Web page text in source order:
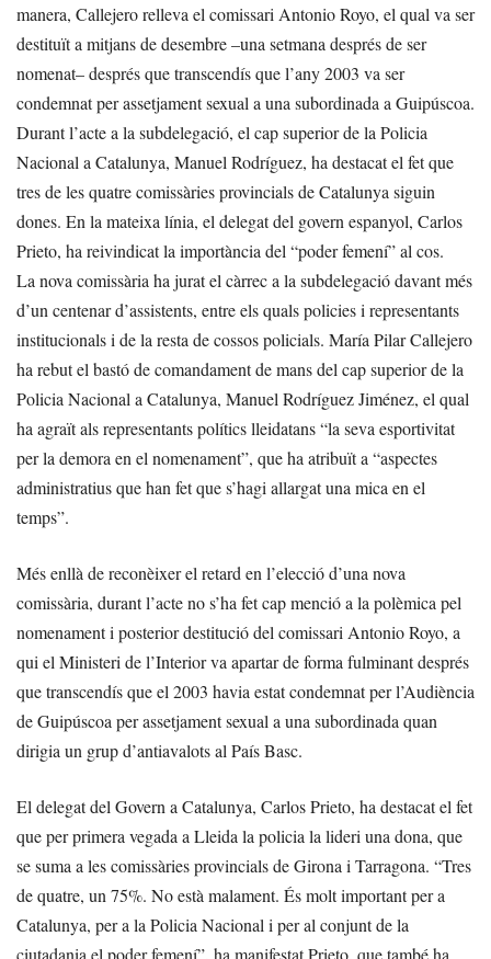
manera, Callejero relleva el comissari Antonio Royo, el qual va ser
destituït a mitjans de desembre –una setmana després de ser
nomenat– després que transcendís que l’any 2003 va ser
condemnat per assetjament sexual a una subordinada a Guipúscoa.
Durant l’acte a la subdelegació, el cap superior de la Policia
Nacional a Catalunya, Manuel Rodríguez, ha destacat el fet que
tres de les quatre comissàries provincials de Catalunya siguin
dones. En la mateixa línia, el delegat del govern espanyol, Carlos
Prieto, ha reivindicat la importància del “poder femení” al cos.
La nova comissària ha jurat el càrrec a la subdelegació davant més
d’un centenar d’assistents, entre els quals policies i representants
institucionals i de la resta de cossos policials. María Pilar Callejero
ha rebut el bastó de comandament de mans del cap superior de la
Policia Nacional a Catalunya, Manuel Rodríguez Jiménez, el qual
ha agraït als representants polítics lleidatans “la seva esportivitat
per la demora en el nomenament”, que ha atribuït a “aspectes
administratius que han fet que s’hagi allargat una mica en el
temps”.
Més enllà de reconèixer el retard en l’elecció d’una nova
comissària, durant l’acte no s’ha fet cap menció a la polèmica pel
nomenament i posterior destitució del comissari Antonio Royo, a
qui el Ministeri de l’Interior va apartar de forma fulminant després
que transcendís que el 2003 havia estat condemnat per l’Audiència
de Guipúscoa per assetjament sexual a una subordinada quan
dirigia un grup d’antiavalots al País Basc.
El delegat del Govern a Catalunya, Carlos Prieto, ha destacat el fet
que per primera vegada a Lleida la policia la lideri una dona, que
se suma a les comissàries provincials de Girona i Tarragona. “Tres
de quatre, un 75%. No està malament. És molt important per a
Catalunya, per a la Policia Nacional i per al conjunt de la
ciutadania el poder femení”, ha manifestat Prieto, que també ha